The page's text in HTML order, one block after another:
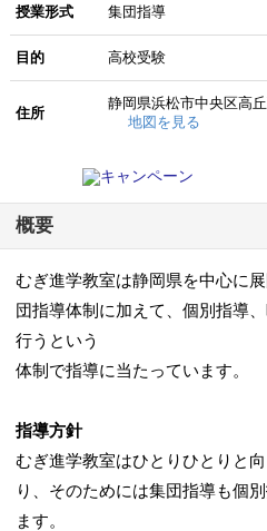
授業形式 集団指導
目的 高校受験
住所
静岡県浜松市中央区高
地図を見る
概要
むぎ進学教室は静岡県を中心に
団指導体制に加えて、個別指導
行うという
体制で指導に当たっています。
指導方針
むぎ進学教室はひとりひとりと
り、そのためには集団指導も個
ます。